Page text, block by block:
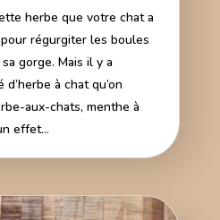
herbe que votre chat a
régurgiter les boules
gorge. Mais il y a
à chat qu’on
aux-chats, menthe à
effet...